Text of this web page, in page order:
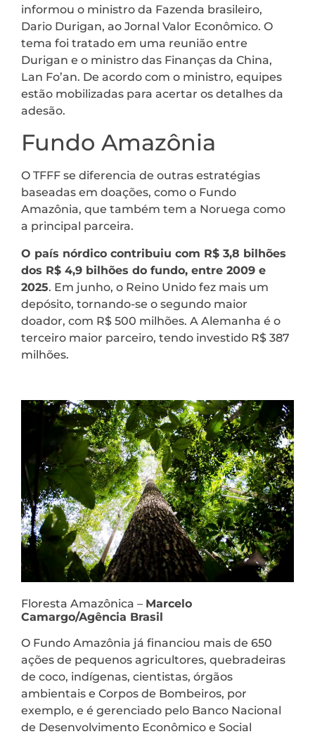
informou o ministro da Fazenda brasileiro,
Dario Durigan, ao Jornal Valor Econômico. O
tema foi tratado em uma reunião entre
Durigan e o ministro das Finanças da China,
Lan Fo’an. De acordo com o ministro, equipes
estão mobilizadas para acertar os detalhes da
adesão.
Fundo Amazônia
O TFFF se diferencia de outras estratégias
baseadas em doações, como o Fundo
Amazônia, que também tem a Noruega como
a principal parceira.
O país nórdico contribuiu com R$ 3,8 bilhões
dos R$ 4,9 bilhões do fundo, entre 2009 e
2025. Em junho, o Reino Unido fez mais um
depósito, tornando-se o segundo maior
doador, com R$ 500 milhões. A Alemanha é o
terceiro maior parceiro, tendo investido R$ 387
milhões.
Floresta Amazônica – Marcelo
Camargo/Agência Brasil
O Fundo Amazônia já financiou mais de 650
ações de pequenos agricultores, quebradeiras
de coco, indígenas, cientistas, órgãos
ambientais e Corpos de Bombeiros, por
exemplo, e é gerenciado pelo Banco Nacional
de Desenvolvimento Econômico e Social